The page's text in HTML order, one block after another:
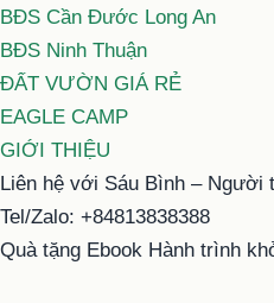
BĐS Cần Đước Long An
BĐS Ninh Thuận
ĐẤT VƯỜN GIÁ RẺ
EAGLE CAMP
GIỚI THIỆU
Liên hệ với Sáu Bình – Người
Tel/Zalo: +84813838388
Quà tặng Ebook Hành trình